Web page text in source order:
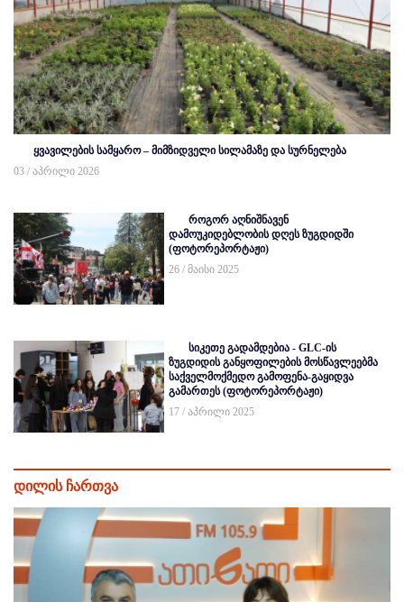
ყვავილების სამყარო – მიმზიდველი სილამაზე და სურნელება
03 / აპრილი 2026
როგორ აღნიშნავენ
დამოუკიდებლობის დღეს ზუგდიდში
(ფოტორეპორტაჟი)
26 / მაისი 2025
სიკეთე გადამდებია - GLC-ის
ზუგდიდის განყოფილების მოსწავლეებმა
საქველმოქმედო გამოფენა-გაყიდვა
გამართეს (ფოტორეპორტაჟი)
17 / აპრილი 2025
დილის ჩართვა